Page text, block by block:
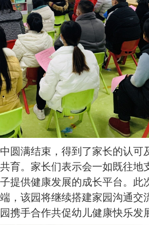
圆满结束，得到了家长的认可
育。家长们表示会一如既往地
提供健康发展的成长平台。此
，该园将继续搭建家园沟通交
携手合作共促幼儿健康快乐发